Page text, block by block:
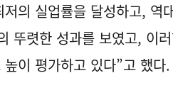
의 실업률을 달성하고, 역
뚜렷한 성과를 보였고, 이
이 평가하고 있다”고 했다.